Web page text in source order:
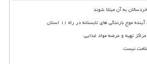
به آن مبتلا شوند
تهیه و عرضه مواد غذایی
نیست